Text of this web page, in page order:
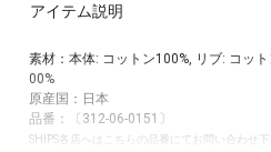
アイテム説明
素材：本体: コットン100%, リブ: コッ
00%
原産国：日本
品番：〔312-06-0151〕
SHIPS各店へはこちらの品番にてお問い合わせ下